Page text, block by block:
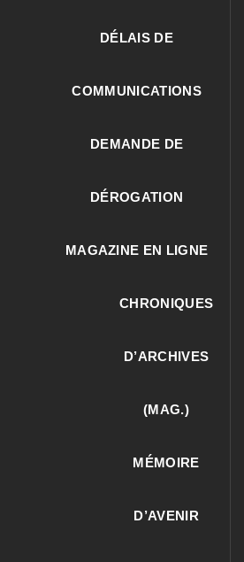
DÉLAIS DE
COMMUNICATIONS
DEMANDE DE
DÉROGATION
MAGAZINE EN LIGNE
CHRONIQUES
D’ARCHIVES
(MAG.)
MÉMOIRE
D’AVENIR